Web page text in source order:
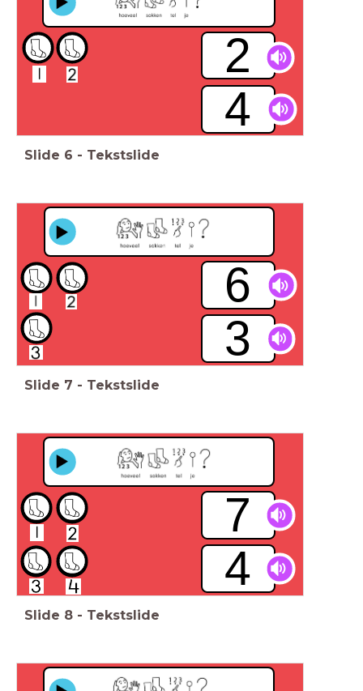
2
4
Slide 6 - Tekstslide
6
3
Slide 7 - Tekstslide
7
4
Slide 8 - Tekstslide